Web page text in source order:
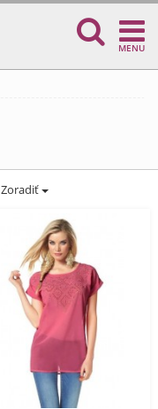
MENU
Zoradiť